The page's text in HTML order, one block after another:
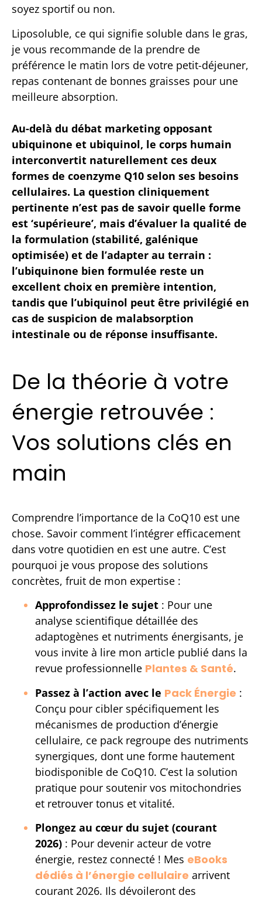
soyez sportif ou non.
Liposoluble, ce qui signifie soluble dans le gras,
je vous recommande de la prendre de
préférence le matin lors de votre petit-déjeuner,
repas contenant de bonnes graisses pour une
meilleure absorption.
Au-delà du débat marketing opposant
ubiquinone et ubiquinol, le corps humain
interconvertit naturellement ces deux
formes de coenzyme Q10 selon ses besoins
cellulaires. La question cliniquement
pertinente n’est pas de savoir quelle forme
est ‘supérieure’, mais d’évaluer la qualité de
la formulation (stabilité, galénique
optimisée) et de l’adapter au terrain :
l’ubiquinone bien formulée reste un
excellent choix en première intention,
tandis que l’ubiquinol peut être privilégié en
cas de suspicion de malabsorption
intestinale ou de réponse insuffisante.
De la théorie à votre
énergie retrouvée :
Vos solutions clés en
main
Comprendre l’importance de la CoQ10 est une
chose. Savoir comment l’intégrer efficacement
dans votre quotidien en est une autre. C’est
pourquoi je vous propose des solutions
concrètes, fruit de mon expertise :
Approfondissez le sujet : Pour une
analyse scientifique détaillée des
adaptogènes et nutriments énergisants, je
vous invite à lire mon article publié dans la
revue professionnelle Plantes & Santé.
Passez à l’action avec le Pack Énergie :
Conçu pour cibler spécifiquement les
mécanismes de production d’énergie
cellulaire, ce pack regroupe des nutriments
synergiques, dont une forme hautement
biodisponible de CoQ10. C’est la solution
pratique pour soutenir vos mitochondries
et retrouver tonus et vitalité.
Plongez au cœur du sujet (courant
2026) : Pour devenir acteur de votre
énergie, restez connecté ! Mes eBooks
dédiés à l’énergie cellulaire arrivent
courant 2026. Ils dévoileront des